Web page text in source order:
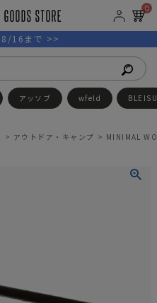
0
8/16まで >>
アッソブ wfeld
アウトドア・キャンプ MINIMAL